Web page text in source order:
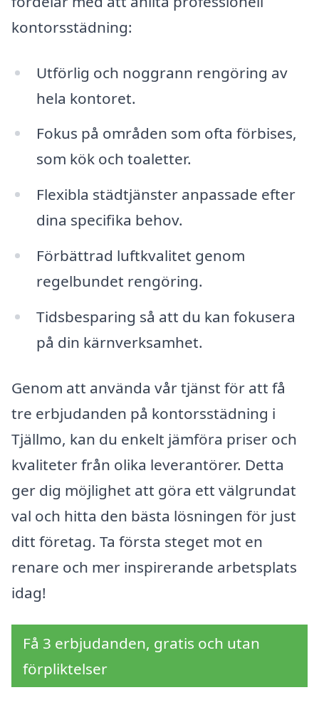
kontorsstädning:
Utförlig och noggrann rengöring av
hela kontoret.
Fokus på områden som ofta förbises,
som kök och toaletter.
Flexibla städtjänster anpassade efter
dina specifika behov.
Förbättrad luftkvalitet genom
regelbundet rengöring.
Tidsbesparing så att du kan fokusera
på din kärnverksamhet.
Genom att använda vår tjänst för att få
tre erbjudanden på kontorsstädning i
Tjällmo, kan du enkelt jämföra priser och
kvaliteter från olika leverantörer. Detta
ger dig möjlighet att göra ett välgrundat
val och hitta den bästa lösningen för just
ditt företag. Ta första steget mot en
renare och mer inspirerande arbetsplats
idag!
Få 3 erbjudanden, gratis och utan
förpliktelser